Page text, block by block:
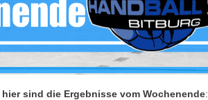
hier sind die Ergebnisse vom Wochenende: